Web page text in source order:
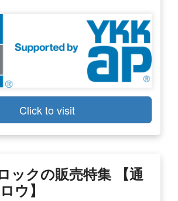
Click to visit
ックの販売特集 【通
ウ】